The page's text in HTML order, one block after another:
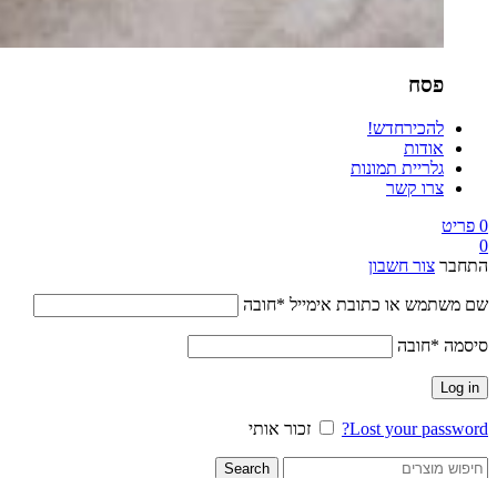
פסח
להכירחדש!
אודות
גלריית תמונות
צרו קשר
0 פריט
0
התחבר צור חשבון
שם משתמש או כתובת אימייל *חובה
סיסמה *חובה
Log in
Lost your password? זכור אותי
Search